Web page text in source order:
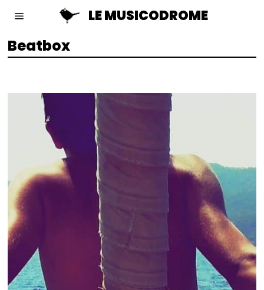
LE MUSICODROME
Beatbox